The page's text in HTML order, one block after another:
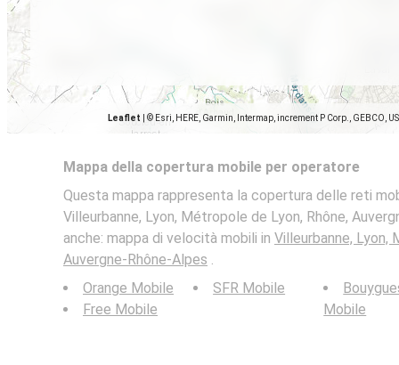
Leaflet © Esri, HERE, Garmin, Intermap, increment P Corp., GEBCO,
Mappa della copertura mobile per operatore
Questa mappa rappresenta la copertura delle reti
Villeurbanne, Lyon, Métropole de Lyon, Rhône,
anche: mappa di velocità mobili in Villeurbanne, Lyon,
Auvergne-Rhône-Alpes .
Orange Mobile
Free Mobile
SFR Mobile
Mobile